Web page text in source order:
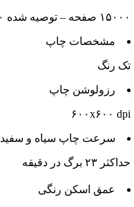
۱۵۰۰۰ صفحه – توصیه شده ۵۰۰ تا ۲۰۰۰ صفحه
مشخصات چاپ
تک رنگ
رزولوشن چاپ
۶۰۰x۶۰۰ dpi
سرعت چاپ سیاه و سفید
حداکثر ۲۳ برگ در دقیقه
عمق اسکن رنگی